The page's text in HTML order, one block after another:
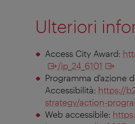
Ulteriori
Access City Award:
/ip_24_6101
Programma d'azione
Accessibilità: https://
strategy/action-
Web accessibile: